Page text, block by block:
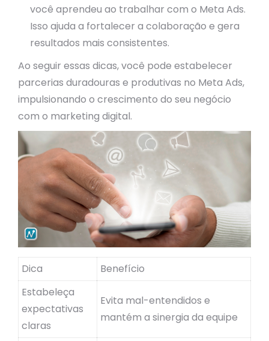
você aprendeu ao trabalhar com o Meta Ads.
Isso ajuda a fortalecer a colaboração e gera
resultados mais consistentes.
Ao seguir essas dicas, você pode estabelecer
parcerias duradouras e produtivas no Meta Ads,
impulsionando o crescimento do seu negócio
com o marketing digital.
Dica
Benefício
Estabeleça
expectativas
claras
Evita mal-entendidos e
mantém a sinergia da equipe